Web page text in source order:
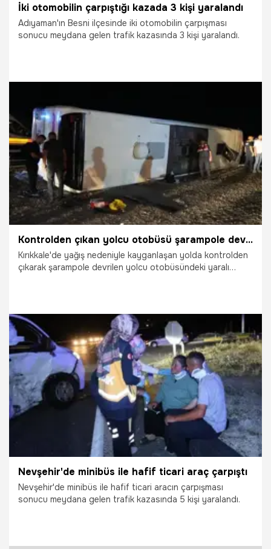
İki otomobilin çarpıştığı kazada 3 kişi yaralandı
Adıyaman'ın Besni ilçesinde iki otomobilin çarpışması
sonucu meydana gelen trafik kazasında 3 kişi yaralandı.
24.07.2026 Gündem
Kontrolden çıkan yolcu otobüsü şarampole devrildi
Kırıkkale'de yağış nedeniyle kayganlaşan yolda kontrolden
çıkarak şarampole devrilen yolcu otobüsündeki yaralı
24.07.2026 Gündem
Nevşehir'de minibüs ile hafif ticari araç çarpıştı
Nevşehir'de minibüs ile hafif ticari aracın çarpışması
sonucu meydana gelen trafik kazasında 5 kişi yaralandı.